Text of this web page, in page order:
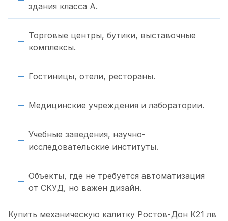
здания класса А.
Торговые центры, бутики, выставочные
комплексы.
Гостиницы, отели, рестораны.
Медицинские учреждения и лаборатории.
Учебные заведения, научно-
исследовательские институты.
Объекты, где не требуется автоматизация
от СКУД, но важен дизайн.
Купить механическую калитку Ростов-Дон К21 лв